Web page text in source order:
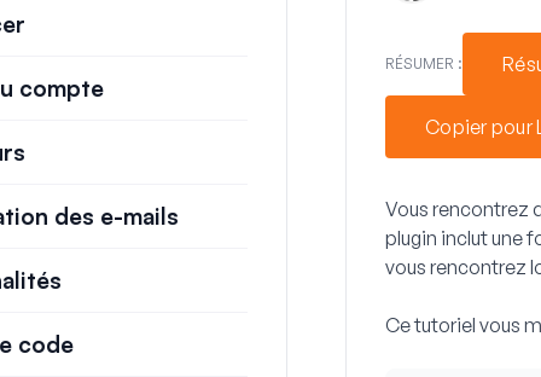
RÉSUMER :
Copier pour
Vous rencontrez
plugin inclut une
vous rencontrez
Ce tutoriel vous
compte
des e-mails
code